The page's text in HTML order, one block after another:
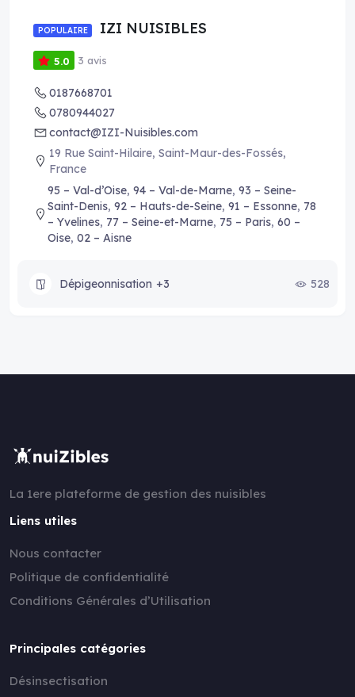
POPULAIRE IZI NUISIBLES
5.0 3 avis
0187668701
0780944027
contact@IZI-Nuisibles.com
19 Rue Saint-Hilaire, Saint-Maur-des-Fossés,
France
95 – Val-d’Oise, 94 – Val-de-Marne, 93 – Seine-
Saint-Denis, 92 – Hauts-de-Seine, 91 – Essonne, 78
– Yvelines, 77 – Seine-et-Marne, 75 – Paris, 60 –
Oise, 02 – Aisne
Dépigeonnisation +3 528
La 1ere plateforme de gestion des nuisibles
Liens utiles
Nous contacter
Politique de confidentialité
Conditions Générales d’Utilisation
Principales catégories
Désinsectisation